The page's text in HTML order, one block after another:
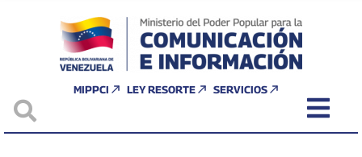
MIPPCI LEY RESORTE SERVICIOS